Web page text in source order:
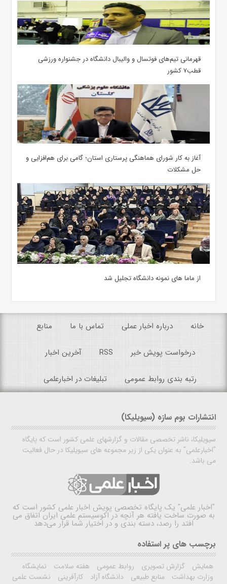
قهرمانی تیم‌های فوتسال و والیبال دانشگاه در جشنواره ورزشی
قطب۷ کشور
آغاز به کار شورای هماهنگی پرستاری استان؛ گامی برای هم‌افزایی و
حل مشکلات
از ماما های نمونه دانشگاه تجلیل شد
خانه درباره اخبار عملی تماس با ما منابع
درخواست پویش خبر RSS آخرین اخبار
رتبه بندی روابط عمومی تبلیغات در اخبارعلمی
انتشارات بوم سازه (سیویلیکا)
سیویلیکا، ناشر تخصصی مقالات و گزارشهای علمی کشور است که پایگاه
"اخبارعلمی" به عنوان یکی از زیر مجموعه های سیویلیکا در حال فعالیت
می باشد.
"اخبار علمی" یک پایگاه تخصصی پویش اخبار علمی کشور است که
به صورت ساخت یافته هر آنچه در اکوسیستم علمی ایران اتفاق می
افتد را رصد، دسته بندی و در اختیار شما قرار می‌دهد
برچسب های پر استفاده
همایش گزارش تصویری روابط عمومی هفته سلامت
نمایشگاه
وزارت بهداشت
منابع طبیعی دانشگاه آزاد کارآفرینی
نشست علمی